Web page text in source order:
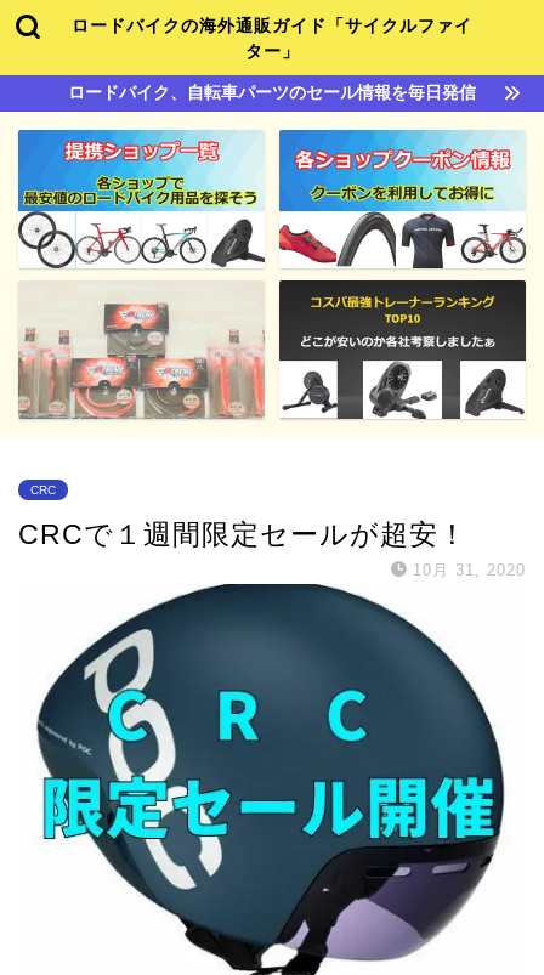
ロードバイクの海外通販ガイド「サイクルファイ
ター」
ロードバイク、自転車パーツのセール情報を毎日発信
CRC
CRCで１週間限定セールが超安！
10月 31, 2020